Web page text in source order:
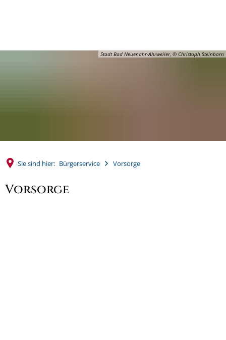
Stadt Bad Neuenahr-Ahrweiler, © Christoph Steinborn
Sie sind hier: Bürgerservice Vorsorge
Vorsorge
Vorsorge